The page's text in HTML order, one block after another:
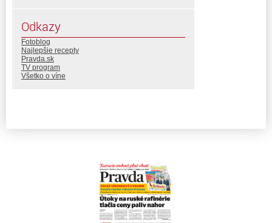
Odkazy
Fotoblog
Najlepšie recepty
Pravda.sk
TV program
Všetko o víne